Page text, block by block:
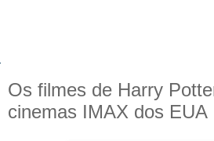
Os filmes de Harry
cinemas IMAX dos EUA